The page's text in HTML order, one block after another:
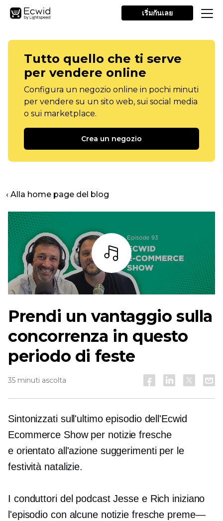
เริ่มกันเลย
Tutto quello che ti serve
per vendere online
Configura un negozio online in pochi minuti
per vendere su un sito web, sui social media
o sui marketplace.
Crea un negozio
‹ Alla home page del blog
Ascoltare
Prendi un vantaggio sulla
concorrenza in questo
periodo di feste
35 minuti ascolta
Sintonizzati sull'ultimo episodio dell'Ecwid
Ecommerce Show per notizie fresche
e orientato all'azionesuggerimenti per le
festività natalizie.
I conduttori del podcast Jesse e Rich iniziano
l'episodio con alcune notizie fresche preme—